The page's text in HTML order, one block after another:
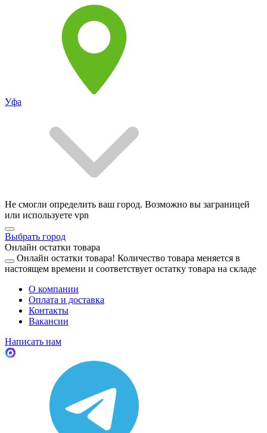
Уфа
Не смогли определить ваш город. Возможно вы заграницей
или используете vpn
Выбрать город
Онлайн остатки товара
Онлайн остатки товара! Количество товара меняется в
настоящем времени и соответствует остатку товара на складе
О компании
Оплата и доставка
Контакты
Вакансии
Написать нам